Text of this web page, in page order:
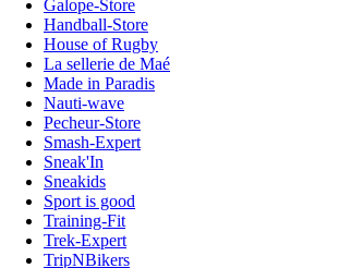
Galope-Store
Handball-Store
House of Rugby
La sellerie de Maé
Made in Paradis
Nauti-wave
Pecheur-Store
Smash-Expert
Sneak'In
Sneakids
Sport is good
Training-Fit
Trek-Expert
TripNBikers